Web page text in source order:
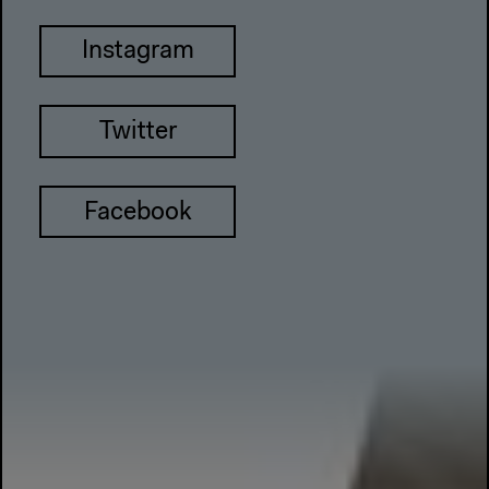
Instagram
Twitter
Facebook